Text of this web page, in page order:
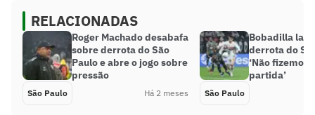
RELACIONADAS
Roger Machado desabafa
sobre derrota do São
Paulo e abre o jogo sobre
pressão
São Paulo Há 2 meses
Bobadilla
derrota do
‘Não fizemos
partida’
São Paulo